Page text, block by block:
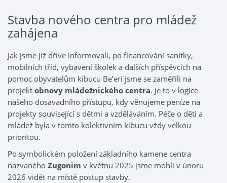
Stavba nového centra pro mládež
zahájena
Jak jsme již dříve informovali, po financování sanitky,
mobilních tříd, vybavení školek a dalších příspěvcích na
pomoc obyvatelům kibucu Be’eri jsme se zaměřili na
projekt obnovy mládežnického centra. Je to v logice
našeho dosavadního přístupu, kdy věnujeme peníze na
projekty související s dětmi a vzděláváním. Péče o děti a
mládež byla v tomto kolektivním kibucu vždy velkou
prioritou.
Po symbolickém položení základního kamene centra
nazvaného Zugonim v květnu 2025 jsme mohli v únoru
2026 vidět na místě postup stavby.